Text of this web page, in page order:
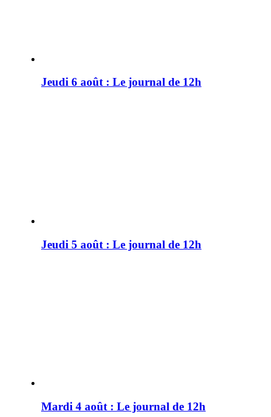
Jeudi 6 août : Le journal de 12h
Jeudi 5 août : Le journal de 12h
Mardi 4 août : Le journal de 12h